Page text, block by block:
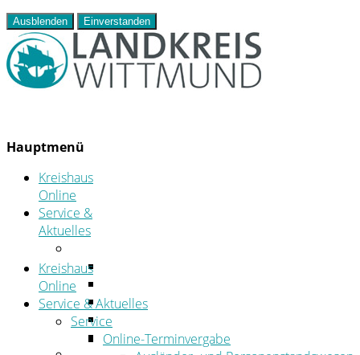
Ausblenden Einverstanden
Hauptmenü
Kreishaus
Online
Service &
Aktuelles
Ansprechpersonen
Formulare
Öffnungszeiten
Kreishaus
Online
Service & Aktuelles
Service
Online-Terminvergabe